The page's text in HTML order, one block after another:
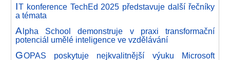
IT konference TechEd 2025 představuje další řečníky
a témata
Alpha School demonstruje v praxi transformační
potenciál umělé inteligence ve vzdělávání
GOPAS poskytuje nejkvalitnější výuku Microsoft